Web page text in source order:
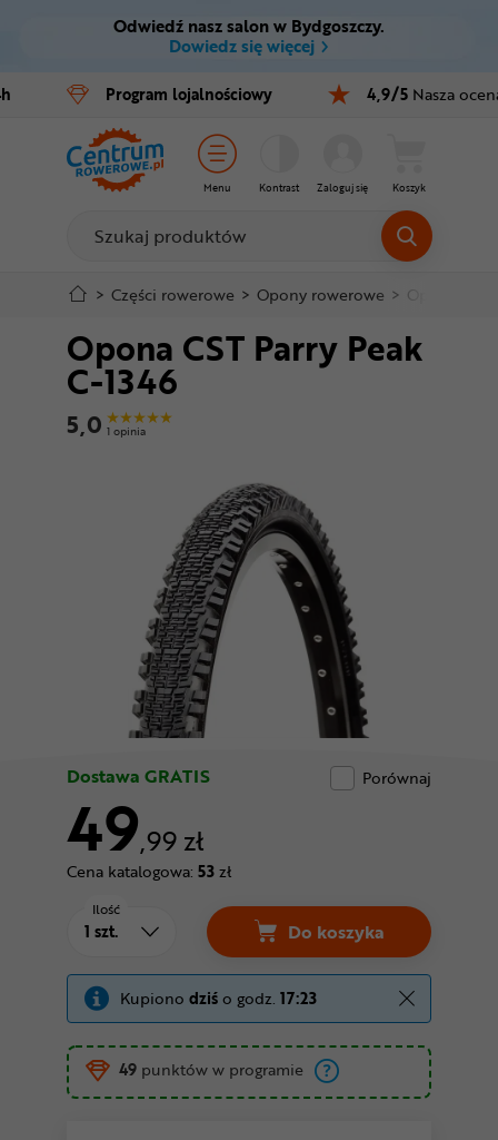
Ctrl M
Menu główne
Informacje o produkcie
Do koszyka
Szczegółowe informacje
Stopka
Mapa strony
Odwiedź nasz salon w Bydgoszczy.
Dowiedz się więcej
Program lojalnościowy 4,9/5 Nasza
Menu Kontrast Zaloguj się Koszyk
Rowery
E-bike
Części
Akcesoria
Odzież
Kaski
Buty
Superoferta
> Części rowerowe > Opony rowerowe > Opony 26"
Opona CST Parry Peak
C-1346
5,0 1 opinia
Dostawa GRATIS Porównaj
49,99 zł
Cena katalogowa: 53zł
Ilość
Do koszyka
Opona CST Parry
Kupiono dziśo godz. 17:23
49 punktów w programie